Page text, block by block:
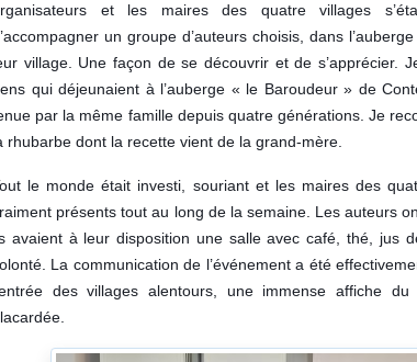
et les maires des quatre villages
un groupe d’auteurs choisis, dans
village. Une façon de se découvrir et de s’apprécier.
qui déjeunaient à l’auberge « le Baroudeur » de
par la même famille depuis quatre générations. Je
rhubarbe dont la recette vient de la grand-mère.
le monde était investi, souriant et les maires des
présents tout au long de la semaine. Les auteurs
avaient à leur disposition une salle avec café, thé, jus
La communication de l’événement a été
des villages alentours, une immense affiche